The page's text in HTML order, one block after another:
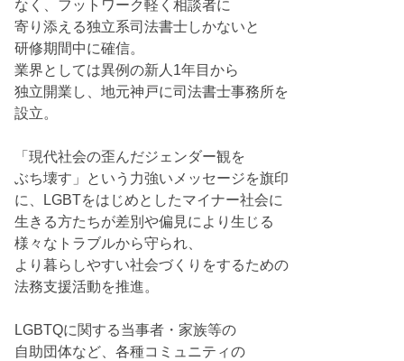
なく、フットワーク軽く相談者に
寄り添える独立系司法書士しかないと
研修期間中に確信。
業界としては異例の新人1年目から
独立開業し、地元神戸に司法書士事務所を
設立。
「現代社会の歪んだジェンダー観を
ぶち壊す」という力強いメッセージを旗印
に、LGBTをはじめとしたマイナー社会に
生きる方たちが差別や偏見により生じる
様々なトラブルから守られ、
より暮らしやすい社会づくりをするための
法務支援活動を推進。
LGBTQに関する当事者・家族等の
自助団体など、各種コミュニティの